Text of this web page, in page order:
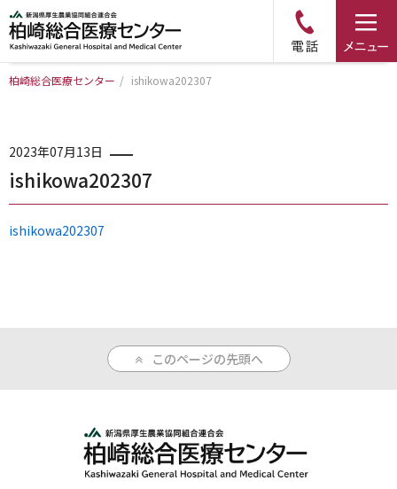
病院について
診療科・部門のご案内
入院のご案内
医療関係者の方へ
柏崎総合医療センター / ishikowa202307
2023年07月13日
ishikowa202307
ishikowa202307
このページの先頭へ